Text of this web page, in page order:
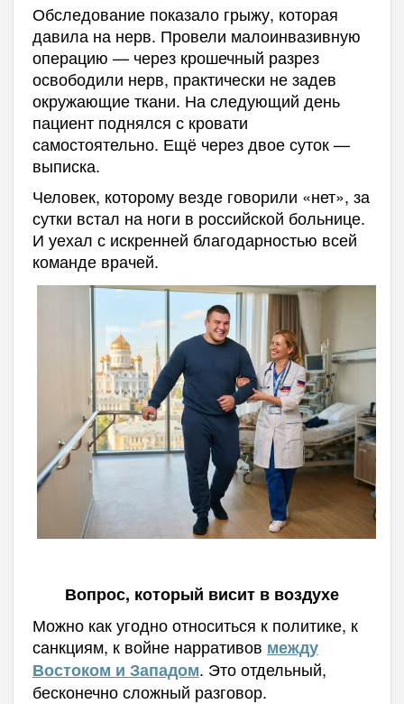
Обследование показало грыжу, которая
давила на нерв. Провели малоинвазивную
операцию — через крошечный разрез
освободили нерв, практически не задев
окружающие ткани. На следующий день
пациент поднялся с кровати
самостоятельно. Ещё через двое суток —
выписка.
Человек, которому везде говорили «нет», за
сутки встал на ноги в российской больнице.
И уехал с искренней благодарностью всей
команде врачей.
Вопрос, который висит в воздухе
Можно как угодно относиться к политике, к
санкциям, к войне нарративов между
Востоком и Западом. Это отдельный,
бесконечно сложный разговор.